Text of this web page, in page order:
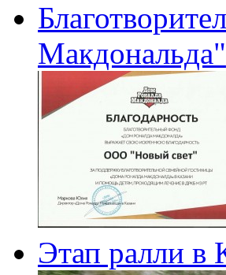
Макдональда"
Этап ралли в